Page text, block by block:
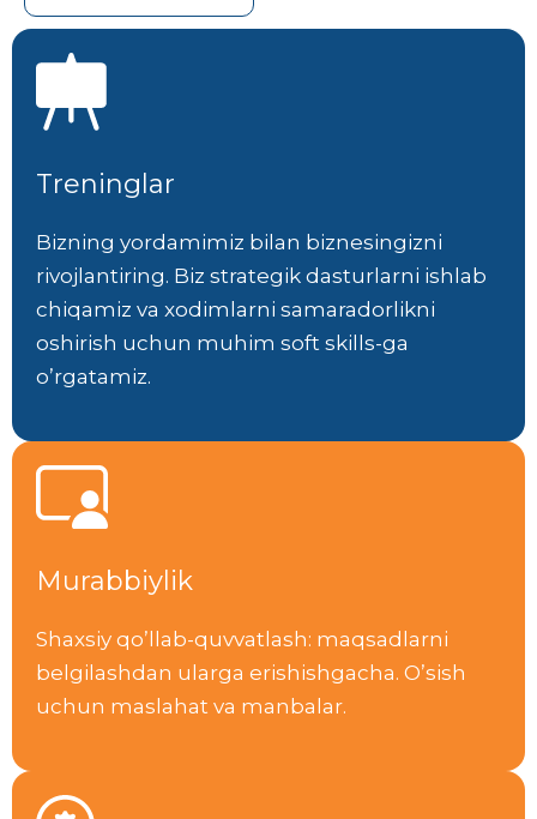
Treninglar
Bizning yordamimiz bilan biznesingizni
rivojlantiring. Biz strategik dasturlarni ishlab
chiqamiz va xodimlarni samaradorlikni
oshirish uchun muhim soft skills-ga
o’rgatamiz.
Murabbiylik
Shaxsiy qo’llab-quvvatlash: maqsadlarni
belgilashdan ularga erishishgacha. O’sish
uchun maslahat va manbalar.